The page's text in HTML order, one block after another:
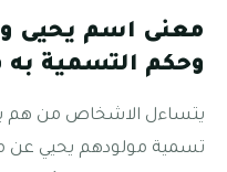
معنى اسم يحيى
وحكم التسمية به
يتساءل الاشخاص من هم
تسمية مولودهم يحيي عن